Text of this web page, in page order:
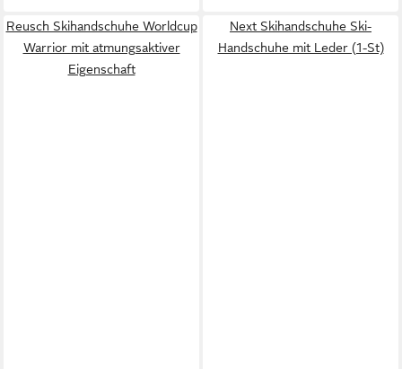
Reusch Skihandschuhe Worldcup
Warrior mit atmungsaktiver
Eigenschaft
Next Skihandschuhe Ski-
Handschuhe mit Leder (1-St)